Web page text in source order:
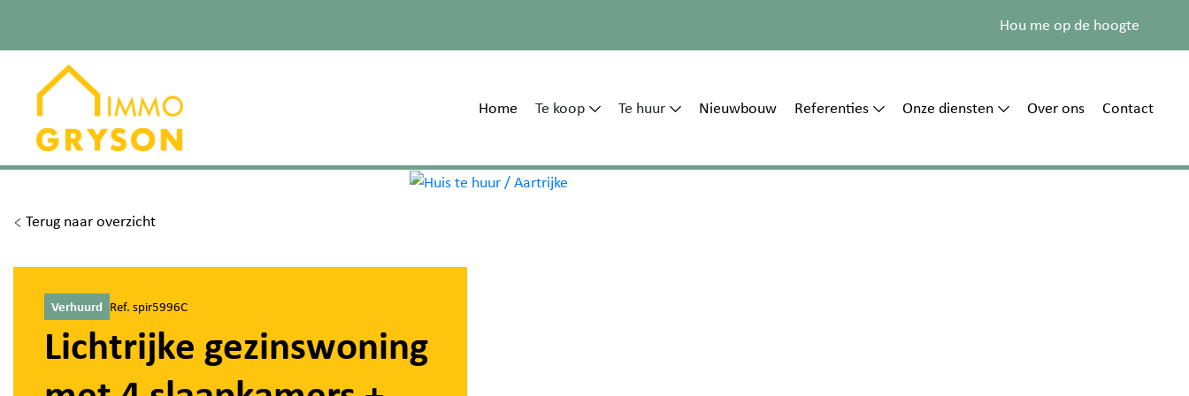
Hou me op de hoogte
Home Te koop Te huur Nieuwbouw Referenties Onze diensten Over ons Contact
Terug naar overzicht
Verhuurd Ref. spir5996C
Lichtrijke gezinswoning